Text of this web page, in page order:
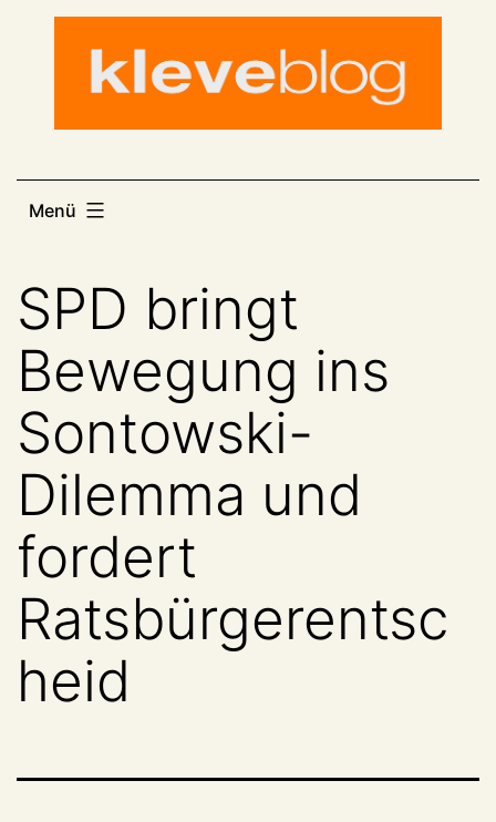
Menü
SPD bringt
Bewegung ins
Sontowski-
Dilemma und
fordert
Ratsbürgerentsc
heid